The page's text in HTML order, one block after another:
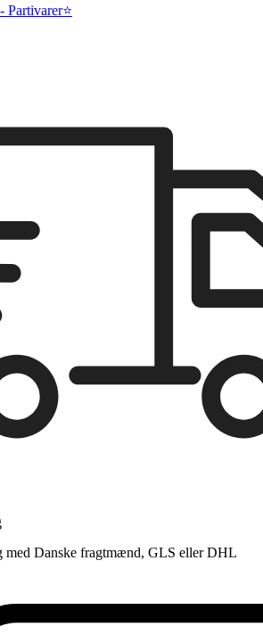
Partivarer⭐
med Danske fragtmænd, GLS eller DHL